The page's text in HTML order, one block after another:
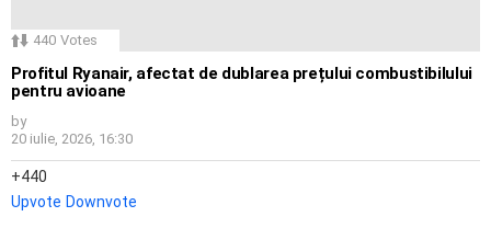
440 Votes
Profitul Ryanair, afectat de dublarea prețului combustibilului
pentru avioane
by
20 iulie, 2026, 16:30
440
Upvote Downvote